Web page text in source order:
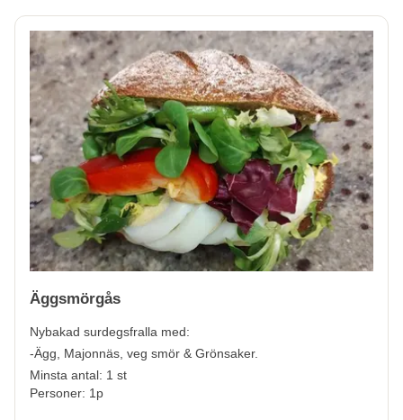
Äggsmörgås
Nybakad surdegsfralla med:
-Ägg, Majonnäs, veg smör & Grönsaker.
Minsta antal: 1 st
Personer: 1p